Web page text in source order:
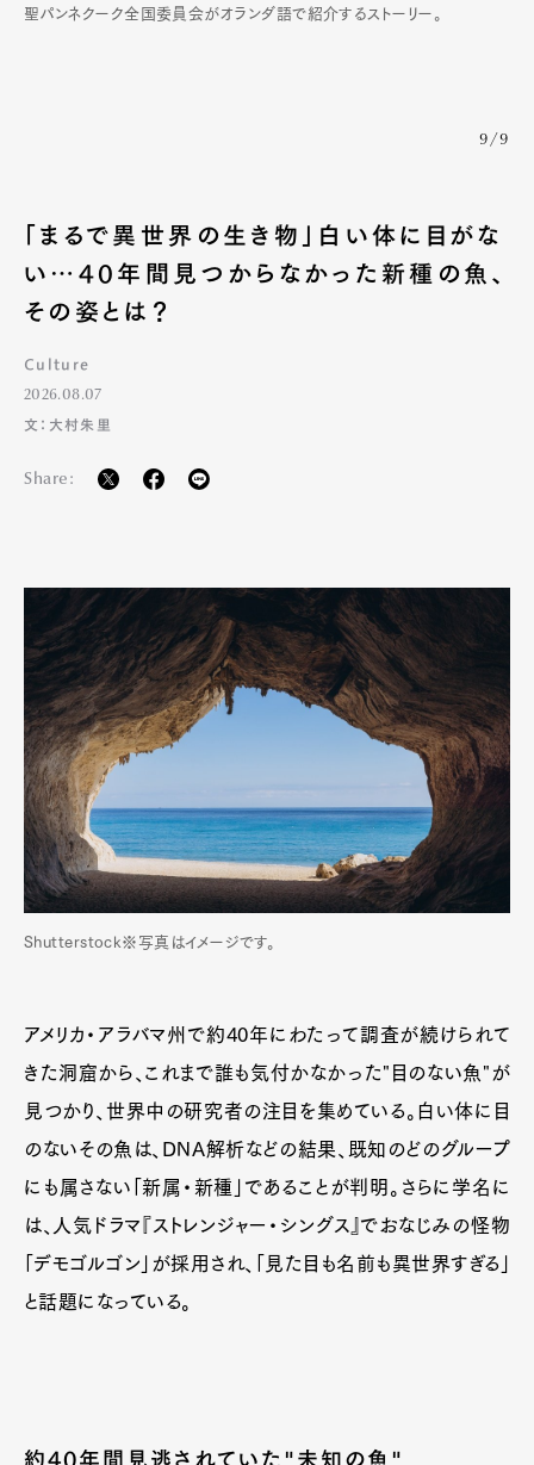
聖パンネクーク全国委員会がオランダ語で紹介するストーリー。
9/9
「まるで異世界の生き物」白い体に目がな
い…40年間見つからなかった新種の魚、
その姿とは？
Culture
2026.08.07
文：大村朱里
Share:
Shutterstock※写真はイメージです。
アメリカ・アラバマ州で約40年にわたって調査が続けられて
きた洞窟から、これまで誰も気付かなかった"目のない魚"が
見つかり、世界中の研究者の注目を集めている。白い体に目
のないその魚は、DNA解析などの結果、既知のどのグループ
にも属さない「新属・新種」であることが判明。さらに学名に
は、人気ドラマ『ストレンジャー・シングス』でおなじみの怪物
「デモゴルゴン」が採用され、「見た目も名前も異世界すぎる」
と話題になっている。
約40年間見逃されていた"未知の魚"